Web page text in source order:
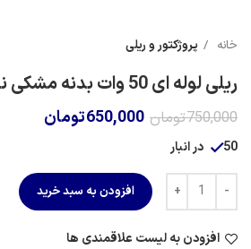
خانه پروژکتور و ریلی
ریلی لوله ای 50 وات بدنه مشکی نور آفتابی کد 09
750,000تومان 650,000تومان
50 در انبار
افزودن به سبد خرید
افزودن به لیست علاقمندی ها